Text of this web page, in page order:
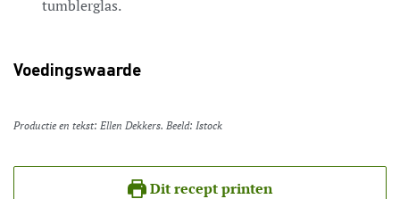
tumblerglas.
Voedingswaarde
Productie en tekst: Ellen Dekkers. Beeld: Istock
Dit recept printen